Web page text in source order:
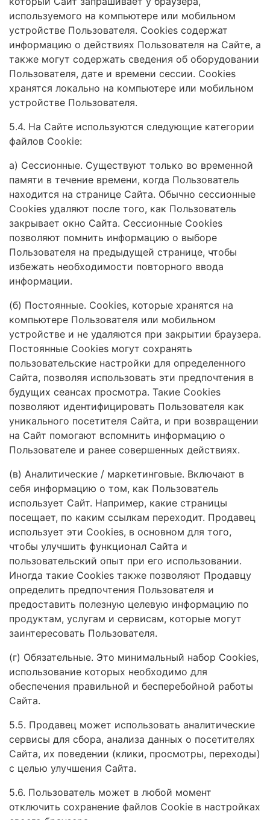
используемого на компьютере или мобильном
устройстве Пользователя. Cookies содержат
информацию о действиях Пользователя на Сайте, а
также могут содержать сведения об оборудовании
Пользователя, дате и времени сессии. Сookies
хранятся локально на компьютере или мобильном
устройстве Пользователя.
5.4. На Сайте используются следующие категории
файлов Cookie:
а) Сессионные. Существуют только во временной
памяти в течение времени, когда Пользователь
находится на странице Сайта. Обычно сессионные
Cookies удаляют после того, как Пользователь
закрывает окно Сайта. Сессионные Cookies
позволяют помнить информацию о выборе
Пользователя на предыдущей странице, чтобы
избежать необходимости повторного ввода
информации.
(б) Постоянные. Сookies, которые хранятся на
компьютере Пользователя или мобильном
устройстве и не удаляются при закрытии браузера.
Постоянные Сookies могут сохранять
пользовательские настройки для определенного
Сайта, позволяя использовать эти предпочтения в
будущих сеансах просмотра. Такие Cookies
позволяют идентифицировать Пользователя как
уникального посетителя Сайта, и при возвращении
на Сайт помогают вспомнить информацию о
Пользователе и ранее совершенных действиях.
(в) Аналитические / маркетинговые. Включают в
себя информацию о том, как Пользователь
использует Сайт. Например, какие страницы
посещает, по каким ссылкам переходит. Продавец
использует эти Cookies, в основном для того,
чтобы улучшить функционал Сайта и
пользовательский опыт при его использовании.
Иногда такие Cookies также позволяют Продавцу
определить предпочтения Пользователя и
предоставить полезную целевую информацию по
продуктам, услугам и сервисам, которые могут
заинтересовать Пользователя.
(г) Обязательные. Это минимальный набор Cookies,
использование которых необходимо для
обеспечения правильной и бесперебойной работы
Сайта.
5.5. Продавец может использовать аналитические
сервисы для сбора, анализа данных о посетителях
Сайта, их поведении (клики, просмотры, переходы)
с целью улучшения Сайта.
5.6. Пользователь может в любой момент
отключить сохранение файлов Cookie в настройках